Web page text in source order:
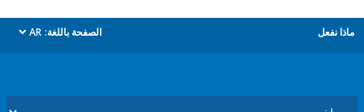
الصفحة باللغة: AR
dropdown